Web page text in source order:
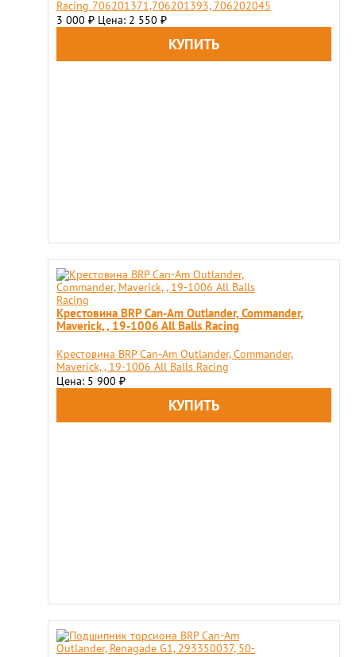
Racing 706201371,706201393, 706202045
3 000 ₽ Цена: 2 550 ₽
Крестовина BRP Can-Am Outlander, Commander,
Maverick, , 19-1006 All Balls Racing
Крестовина BRP Can-Am Outlander, Commander,
Maverick, , 19-1006 All Balls Racing
Цена: 5 900 ₽